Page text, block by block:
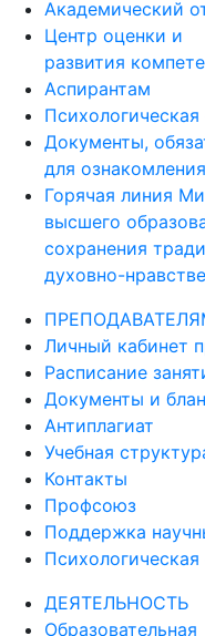
Академический
Центр оценки и
развития
Аспирантам
Документы,
для ознакомления
Горячая линия
высшего
сохранения
духовно-
Личный кабинет
Расписание
Документы и
Антиплагиат
Учебная
Контакты
Профсоюз
Поддержка
ДЕЯТЕЛЬНОСТЬ
Образовательная